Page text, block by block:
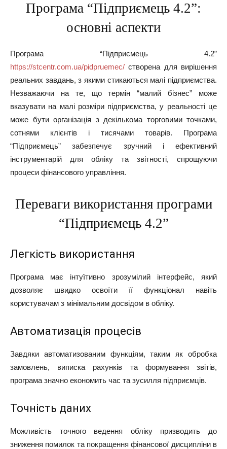
Програма “Підприємець 4.2”:
основні аспекти
Програма “Підприємець 4.2”
https://stcentr.com.ua/pidpruemec/ створена для вирішення
реальних завдань, з якими стикаються малі підприємства.
Незважаючи на те, що термін “малий бізнес” може
вказувати на малі розміри підприємства, у реальності це
може бути організація з декількома торговими точками,
сотнями клієнтів і тисячами товарів. Програма
“Підприємець” забезпечує зручний і ефективний
інструментарій для обліку та звітності, спрощуючи
процеси фінансового управління.
Переваги використання програми
“Підприємець 4.2”
Легкість використання
Програма має інтуїтивно зрозумілий інтерфейс, який
дозволяє швидко освоїти її функціонал навіть
користувачам з мінімальним досвідом в обліку.
Автоматизація процесів
Завдяки автоматизованим функціям, таким як обробка
замовлень, виписка рахунків та формування звітів,
програма значно економить час та зусилля підприємців.
Точність даних
Можливість точного ведення обліку призводить до
зниження помилок та покращення фінансової дисципліни в